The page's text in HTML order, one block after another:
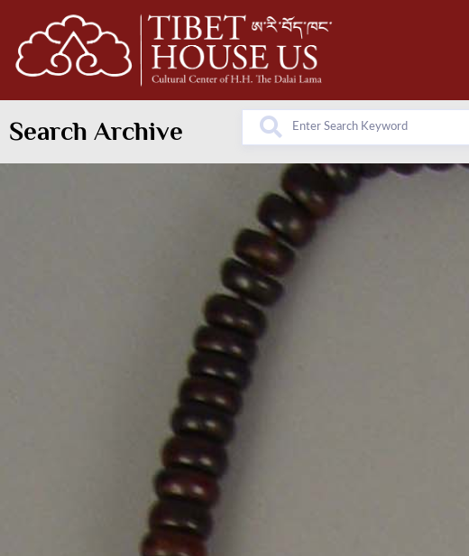
Search Archive